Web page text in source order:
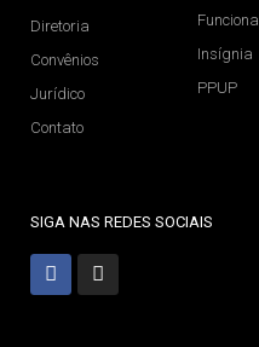
Diretoria
Convênios
Jurídico
Contato
Insígnia
PPUP
SIGA NAS REDES SOCIAIS